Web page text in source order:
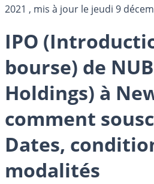
2021 , mis à jour le jeudi 9
IPO
bourse) de
Holdings) à
comment
Dates,
modalités